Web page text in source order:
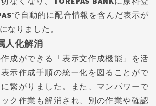
で自動的に配合情報を含んだ表示が
なりました。
人化解消
成ができる「表示文作成機能」を活
示作成手順の統一化を図ることがで
繋がりました。また、マンパワーで
ク作業も解消され、別の作業や確認